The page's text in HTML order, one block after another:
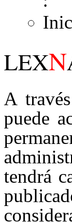
LEXN
A
puede
tendrá